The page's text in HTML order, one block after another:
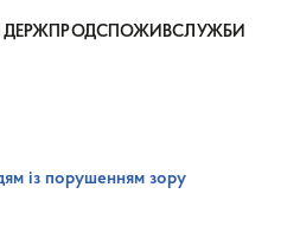
ДЕРЖПРОДСПОЖИВСЛУЖБИ
із порушенням зору